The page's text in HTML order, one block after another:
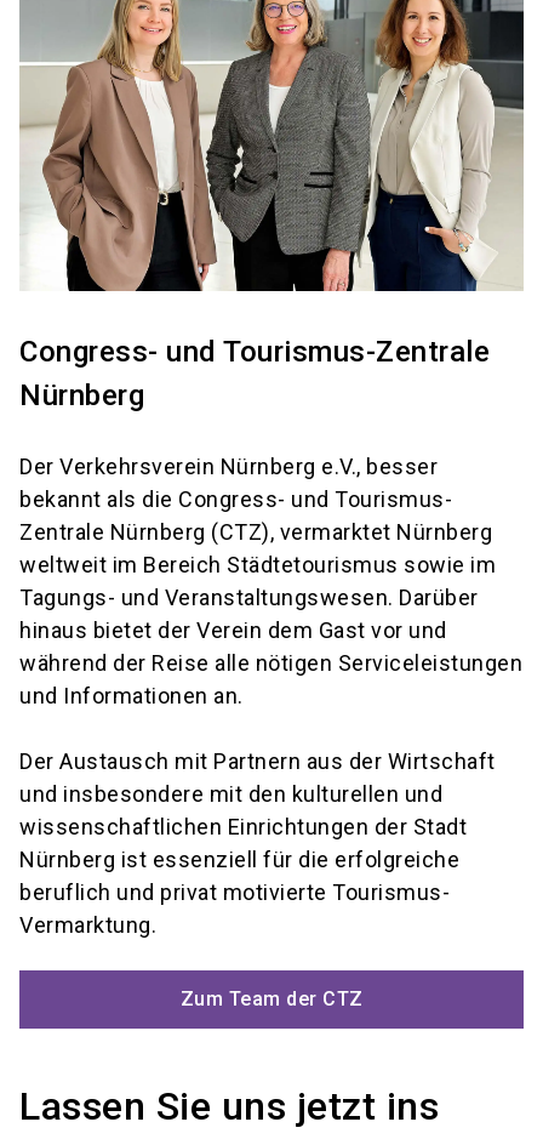
Congress- und Tourismus-Zentrale
Nürnberg
Der Verkehrsverein Nürnberg e.V., besser
bekannt als die Congress- und Tourismus-
Zentrale Nürnberg (CTZ), vermarktet Nürnberg
weltweit im Bereich Städtetourismus sowie im
Tagungs- und Veranstaltungswesen. Darüber
hinaus bietet der Verein dem Gast vor und
während der Reise alle nötigen Serviceleistungen
und Informationen an.
Der Austausch mit Partnern aus der Wirtschaft
und insbesondere mit den kulturellen und
wissenschaftlichen Einrichtungen der Stadt
Nürnberg ist essenziell für die erfolgreiche
beruflich und privat motivierte Tourismus-
Vermarktung.
Zum Team der CTZ
Lassen Sie uns jetzt ins